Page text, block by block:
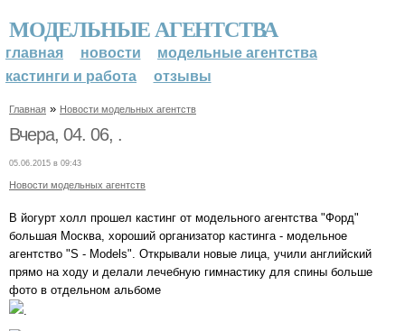
МОДЕЛЬНЫЕ АГЕНТСТВА
главная новости
модельные агентства
кастинги и работа
отзывы
Главная » Новости модельных агентств
Вчера, 04. 06, .
05.06.2015 в 09:43
Новости модельных агентств
В йогурт холл прошел кастинг от модельного агентства "Форд"
большая Москва, хороший организатор кастинга - модельное
агентство "S - Models". Открывали новые лица, учили английский
прямо на ходу и делали лечебную гимнастику для спины больше
фото в отдельном альбоме